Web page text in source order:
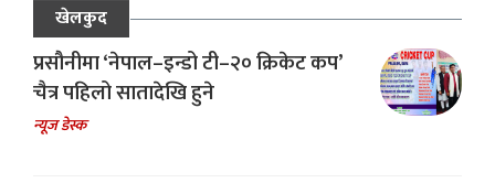
खेलकुद
प्रसौनीमा ‘नेपाल–इन्डो टी–२० क्रिकेट कप’
चैत्र पहिलो सातादेखि हुने
न्यूज डेस्क